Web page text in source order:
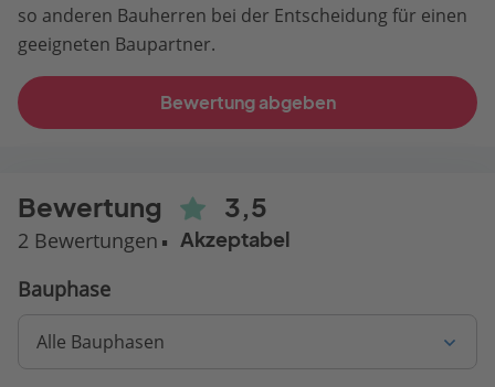
so anderen Bauherren bei der Entscheidung für einen
geeigneten Baupartner.
Bewertung abgeben
Bewertung 3,5
2 Bewertungen Akzeptabel
Bauphase
Alle Bauphasen